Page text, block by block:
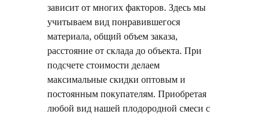
зависит от многих факторов. Здесь мы
учитываем вид понравившегося
материала, общий объем заказа,
расстояние от склада до объекта. При
подсчете стоимости делаем
максимальные скидки оптовым и
постоянным покупателям. Приобретая
любой вид нашей плодородной смеси с